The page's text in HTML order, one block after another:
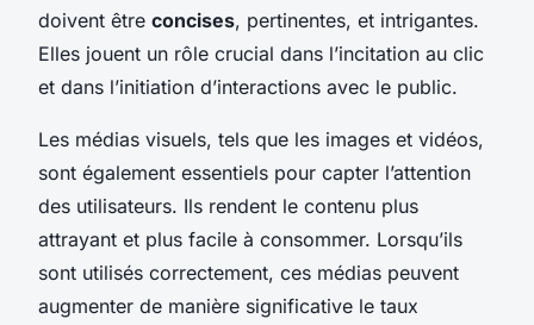
doivent être concises, pertinentes, et intrigantes.
Elles jouent un rôle crucial dans l’incitation au clic
et dans l’initiation d’interactions avec le public.
Les médias visuels, tels que les images et vidéos,
sont également essentiels pour capter l’attention
des utilisateurs. Ils rendent le contenu plus
attrayant et plus facile à consommer. Lorsqu’ils
sont utilisés correctement, ces médias peuvent
augmenter de manière significative le taux